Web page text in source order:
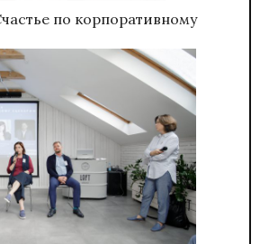
по корпоративному